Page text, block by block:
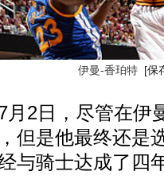
伊曼-香珀特 [保
日，尽管在伊
但是他最终还是
与骑士达成了四